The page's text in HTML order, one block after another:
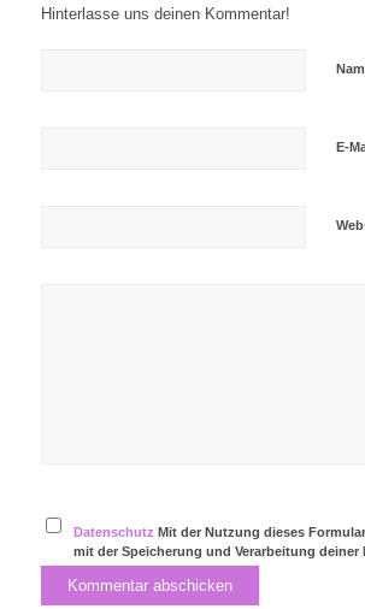
Hinterlasse uns deinen Kommentar!
E-
Datenschutz Mit der Nutzung dieses
mit der Speicherung und Verarbeitung deiner
Website einverstanden.